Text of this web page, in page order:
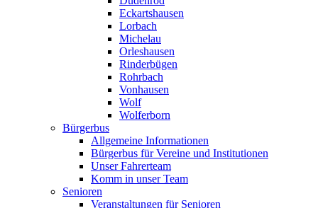
Eckartshausen
Lorbach
Michelau
Orleshausen
Rinderbügen
Rohrbach
Vonhausen
Wolf
Wolferborn
Bürgerbus
Allgemeine Informationen
Bürgerbus für Vereine und Institutionen
Unser Fahrerteam
Komm in unser Team
Senioren
Veranstaltungen für Senioren